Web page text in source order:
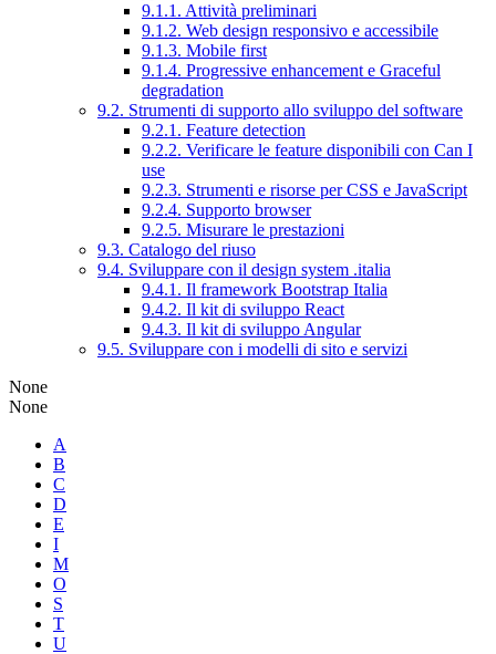
9.1.1. Attività preliminari
9.1.2. Web design responsivo e accessibile
9.1.3. Mobile first
9.1.4. Progressive enhancement e Graceful
degradation
9.2. Strumenti di supporto allo sviluppo del software
9.2.1. Feature detection
9.2.2. Verificare le feature disponibili con Can I
use
9.2.3. Strumenti e risorse per CSS e JavaScript
9.2.4. Supporto browser
9.2.5. Misurare le prestazioni
9.3. Catalogo del riuso
9.4. Sviluppare con il design system .italia
9.4.1. Il framework Bootstrap Italia
9.4.2. Il kit di sviluppo React
9.4.3. Il kit di sviluppo Angular
9.5. Sviluppare con i modelli di sito e servizi
None
None
A
B
C
D
E
I
M
O
S
T
U